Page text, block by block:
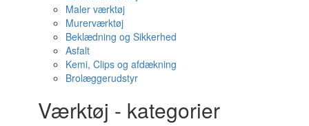
Maler værktøj
Murerværktøj
Beklædning og Sikkerhed
Asfalt
Kemi, Clips og afdækning
Brolæggerudstyr
Værktøj - kategorier